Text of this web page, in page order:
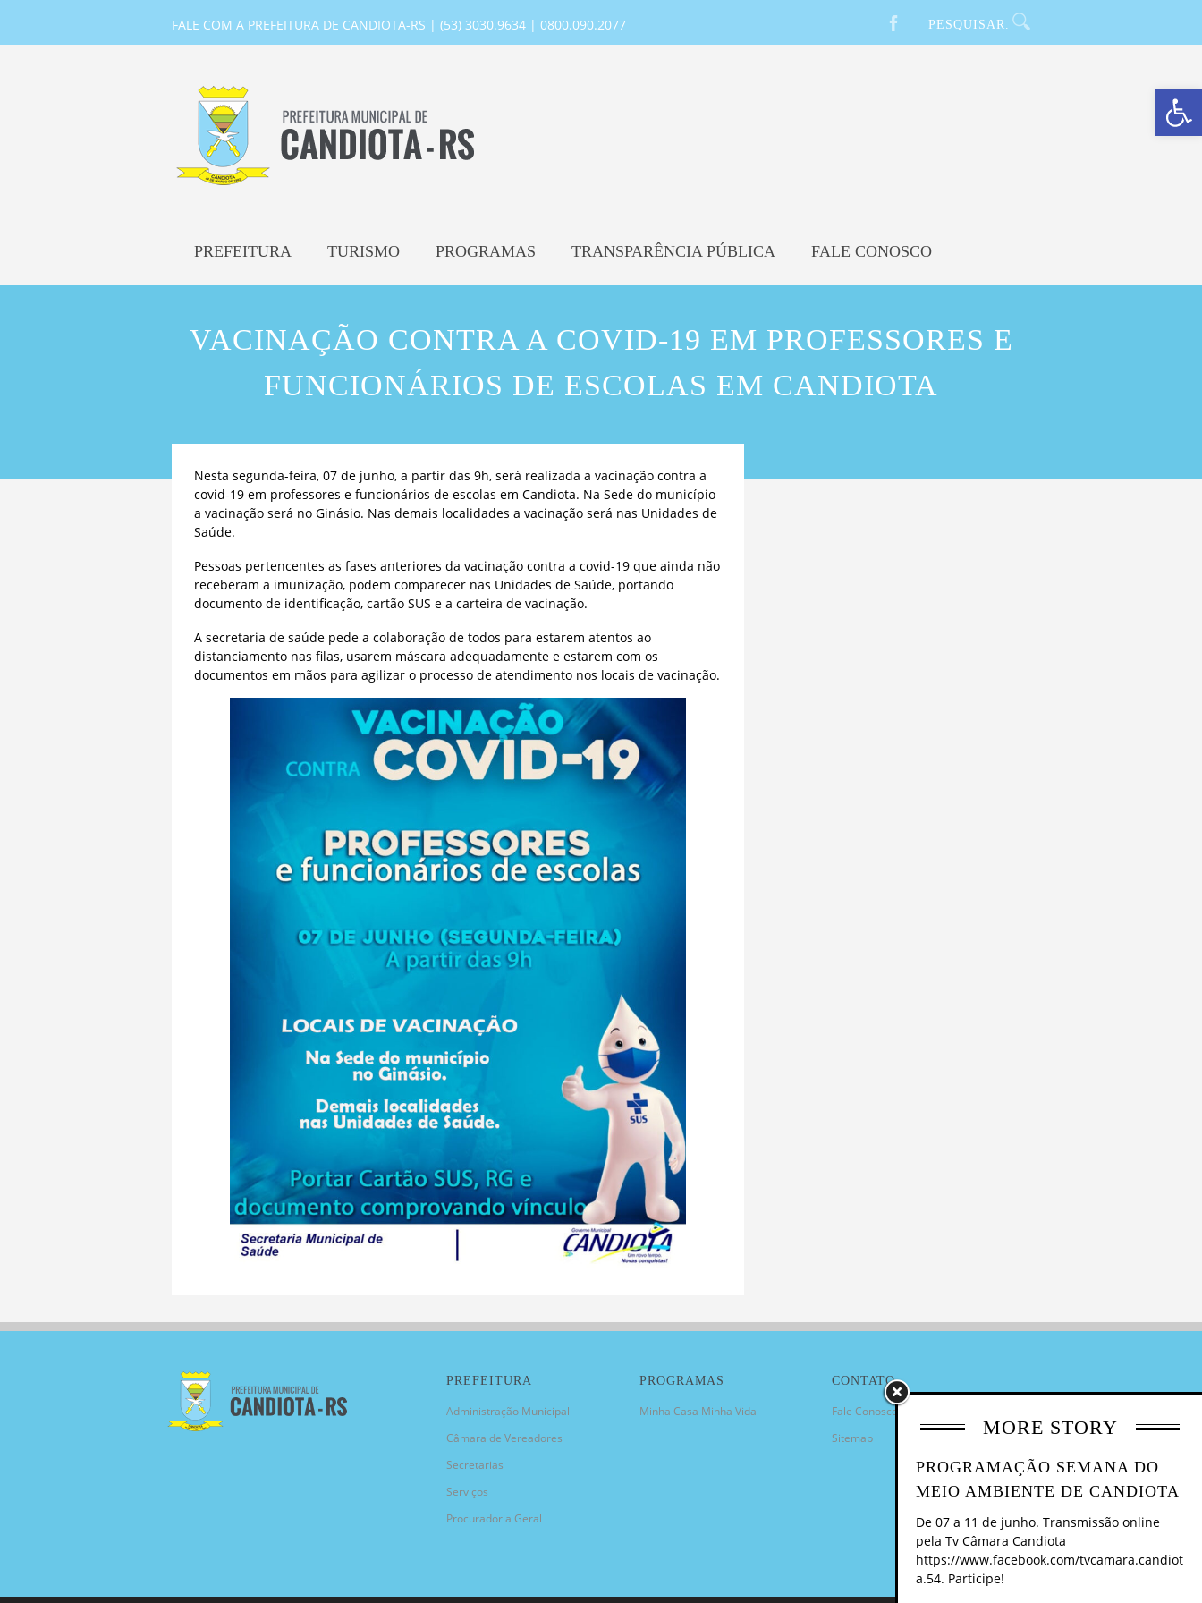
Barra de Ferramentas Aberta
FALE COM A PREFEITURA DE CANDIOTA-RS | (53) 3030.9634 | 0800.090.2077
PREFEITURA TURISMO PROGRAMAS TRANSPARÊNCIA PÚBLICA FALE CONOSCO
VACINAÇÃO CONTRA A COVID-19 EM PROFESSORES E
FUNCIONÁRIOS DE ESCOLAS EM CANDIOTA
Nesta segunda-feira, 07 de junho, a partir das 9h, será realizada a vacinação contra a
covid-19 em professores e funcionários de escolas em Candiota. Na Sede do município
a vacinação será no Ginásio. Nas demais localidades a vacinação será nas Unidades de
Saúde.
Pessoas pertencentes as fases anteriores da vacinação contra a covid-19 que ainda não
receberam a imunização, podem comparecer nas Unidades de Saúde, portando
documento de identificação, cartão SUS e a carteira de vacinação.
A secretaria de saúde pede a colaboração de todos para estarem atentos ao
distanciamento nas filas, usarem máscara adequadamente e estarem com os
documentos em mãos para agilizar o processo de atendimento nos locais de vacinação.
MORE STORY
PROGRAMAÇÃO SEMANA DO
MEIO AMBIENTE DE CANDIOTA
De 07 a 11 de junho. Transmissão online
pela Tv Câmara Candiota
https://www.facebook.com/tvcamara.candiot
a.54. Participe!
PREFEITURA
Administração Municipal
Câmara de Vereadores
Secretarias
Serviços
Procuradoria Geral
PROGRAMAS
Minha Casa Minha Vida
CONTATO
Fale Conosco
Sitemap